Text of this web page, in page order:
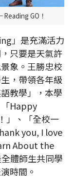
GO！
」是充滿活力
只要是天氣許
象。王勝忠校
，帶領各年級
教學」，本學
Happy
」、「全校一
you, I love
About the
體師生共同學
演時間。